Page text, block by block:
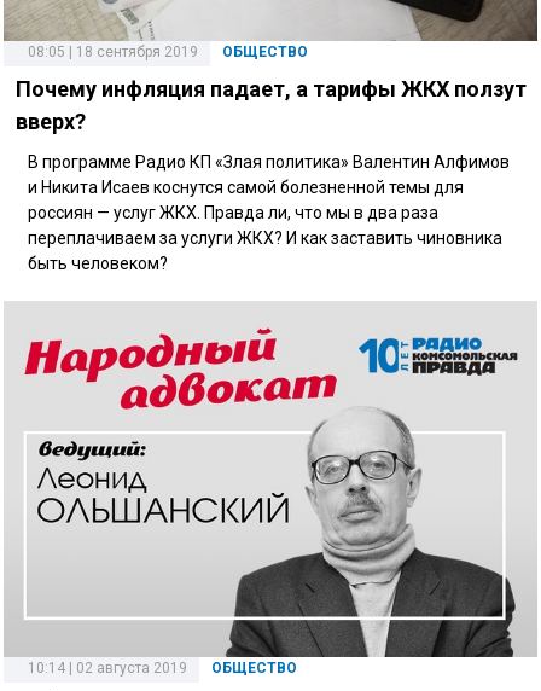
08:05 | 18 сентября 2019 ОБЩЕСТВО
Почему инфляция падает, а тарифы ЖКХ ползут
вверх?
В программе Радио КП «Злая политика» Валентин Алфимов
и Никита Исаев коснутся самой болезненной темы для
россиян — услуг ЖКХ. Правда ли, что мы в два раза
переплачиваем за услуги ЖКХ? И как заставить чиновника
быть человеком?
10:14 | 02 августа 2019 ОБЩЕСТВО